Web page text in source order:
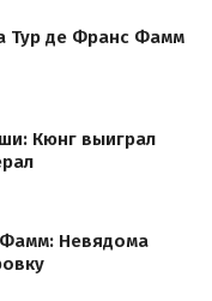
Тур де Франс Фамм
Кюнг выиграл
Фамм: Невядома